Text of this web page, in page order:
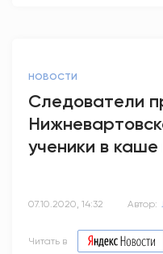
НОВОСТИ
Следователи
ученики в
07.10.2020, 14:32 Автор:
Читать в